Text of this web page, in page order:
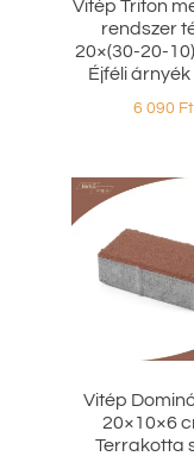
Vitép Triton
rendszer
20×(30-20-
Éjféli árnyék
6 090 Ft
Vitép
20×10×6
Terrakotta